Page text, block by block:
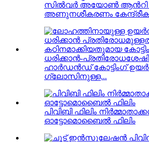
സിൽവർ അയോൺ ആൻറി
അണുനശീകരണം
ധരിക്കാൻ-
ഹാർഡൻഡ് കോട്ടിംഗ്
ഗ്ലോസിനുള്ള...
പിവിബി ഫിലിം
ഓട്ടോമൊബൈൽ ഫിലിം